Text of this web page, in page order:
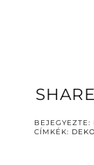
BEJEGYEZTE:
CÍMKÉK: